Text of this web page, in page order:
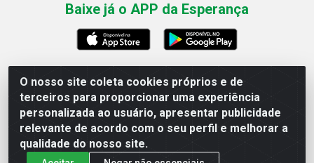
O nosso site coleta cookies próprios e de
terceiros para proporcionar uma experiência
personalizada ao usuário, apresentar publicidade
relevante de acordo com o seu perfil e melhorar a
qualidade do nosso site.
Baixe já o APP da Esperança
Esperança Nordeste - Rua Professor Caldas Filho, 291 -
Estância - Recife / PE CEP: 50771-335 - CNPJ
03.666.136/0001-23